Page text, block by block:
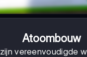
Atoombouw
zijn vereenvoudigde